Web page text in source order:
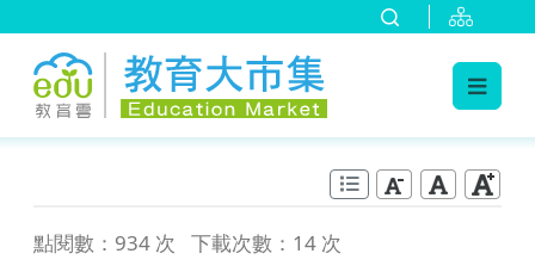
點閱數：934 次 下載次數：14 次